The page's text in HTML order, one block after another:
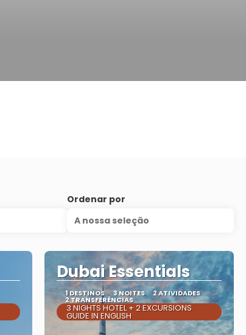
Ordenar por
A nossa seleção
Dubai Essentials
1 DESTINOS 3 NOITES 2 ATIVIDADES
2 TRANSFERÊNCIAS
3 NIGHTS HOTEL + 2 EXCURSIONS
GUIDE IN ENGLISH